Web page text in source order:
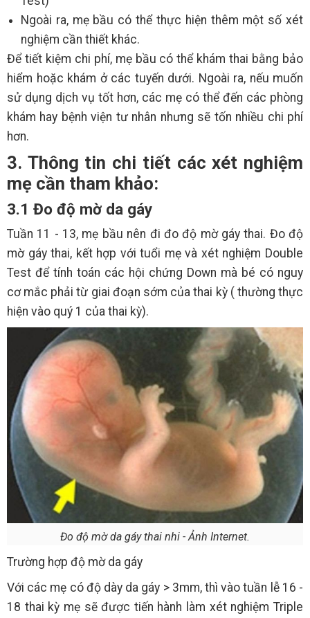
Ngoài ra, mẹ bầu có thể thực hiện thêm một số xét
nghiệm cần thiết khác.
Để tiết kiệm chi phí, mẹ bầu có thể khám thai bằng bảo
hiểm hoặc khám ở các tuyến dưới. Ngoài ra, nếu muốn
sử dụng dịch vụ tốt hơn, các mẹ có thể đến các phòng
khám hay bệnh viện tư nhân nhưng sẽ tốn nhiều chi phí
hơn.
3. Thông tin chi tiết các xét nghiệm
mẹ cần tham khảo:
3.1 Đo độ mờ da gáy
Tuần 11 - 13, mẹ bầu nên đi đo độ mờ gáy thai. Đo độ
mờ gáy thai, kết hợp với tuổi mẹ và xét nghiệm Double
Test để tính toán các hội chứng Down mà bé có nguy
cơ mắc phải từ giai đoạn sớm của thai kỳ ( thường thực
hiện vào quý 1 của thai kỳ).
Đo độ mờ da gáy thai nhi - Ảnh Internet.
Trường hợp độ mờ da gáy
Với các mẹ có độ dày da gáy > 3mm, thì vào tuần lễ 16 -
18 thai kỳ mẹ sẽ được tiến hành làm xét nghiệm Triple